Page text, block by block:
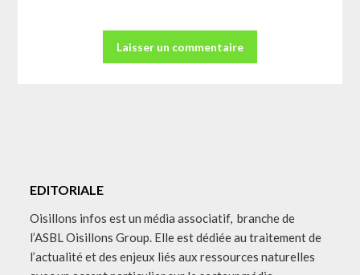
EDITORIALE
Oisillons infos est un média associatif, branche de
l’ASBL Oisillons Group. Elle est dédiée au traitement de
l’actualité et des enjeux liés aux ressources naturelles